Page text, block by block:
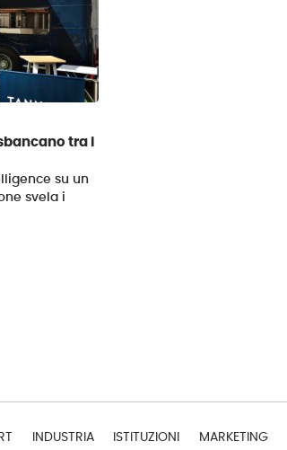
tra i
su un
svela i
INDUSTRIA ISTITUZIONI MARKETING